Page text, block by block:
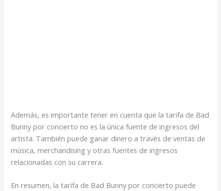
Además, es importante tener en cuenta que la tarifa de Bad
Bunny por concierto no es la única fuente de ingresos del
artista. También puede ganar dinero a través de ventas de
música, merchandising y otras fuentes de ingresos
relacionadas con su carrera.
En resumen, la tarifa de Bad Bunny por concierto puede